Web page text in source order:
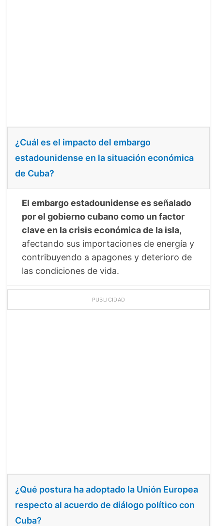
¿Cuál es el impacto del embargo
estadounidense en la situación económica
de Cuba?
El embargo estadounidense es señalado
por el gobierno cubano como un factor
clave en la crisis económica de la isla,
afectando sus importaciones de energía y
contribuyendo a apagones y deterioro de
las condiciones de vida.
PUBLICIDAD
¿Qué postura ha adoptado la Unión Europea
respecto al acuerdo de diálogo político con
Cuba?